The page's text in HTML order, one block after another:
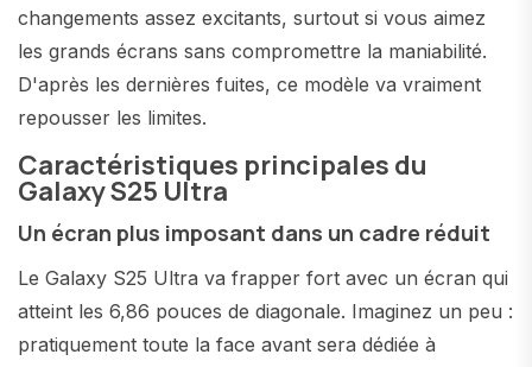
changements assez excitants, surtout si vous aimez
les grands écrans sans compromettre la maniabilité.
D'après les dernières fuites, ce modèle va vraiment
repousser les limites.
Caractéristiques principales du
Galaxy S25 Ultra
Un écran plus imposant dans un cadre réduit
Le Galaxy S25 Ultra va frapper fort avec un écran qui
atteint les 6,86 pouces de diagonale. Imaginez un peu :
pratiquement toute la face avant sera dédiée à